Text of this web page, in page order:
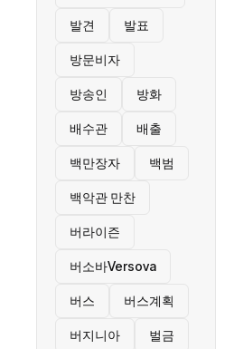
발견 발표
방문비자
방송인 방화
배수관 배출
백만장자 백범
백악관 만찬
버라이즌
버소바Versova
버스 버스계획
버지니아 벌금